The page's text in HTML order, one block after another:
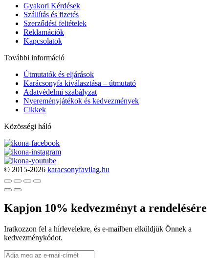
Gyakori Kérdések
Szállítás és fizetés
Szerződési feltételek
Reklamációk
Kapcsolatok
További információ
Útmutatók és eljárások
Karácsonyfa kiválasztása – útmutató
Adatvédelmi szabályzat
Nyereményjátékok és kedvezmények
Cikkek
Közösségi háló
© 2015-2026 karacsonyfavilag.hu
Kapjon 10% kedvezményt a rendelésére
Iratkozzon fel a hírlevelekre, és e-mailben elküldjük Önnek a
kedvezménykódot.